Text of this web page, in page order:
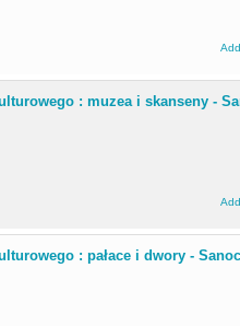
: muzea i skanseny -
: pałace i dwory -